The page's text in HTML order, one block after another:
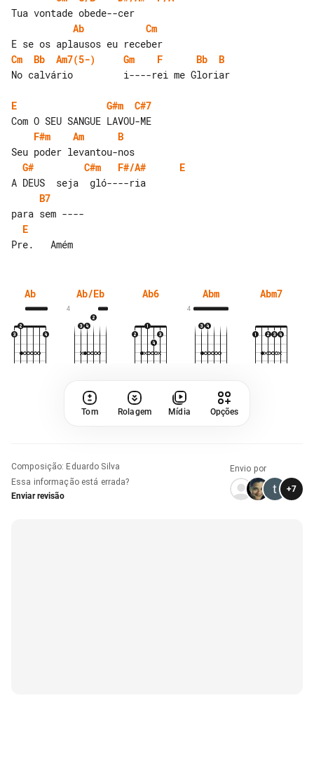
Ab
Cm
Cm
Bb Am7(5-) Gm F Bb
B
No calvário         i----rei me Gloriar
E G#m
C#7
F#m
Am
B
G#
C#m F#/A#
E
B7
E
Ab Ab/Eb
4
Ab6 Abm
4
Abm7
Tom Rolagem Mídia Opções
Composição: Eduardo Silva
Essa informação está errada?
Enviar revisão
Envio por
+7